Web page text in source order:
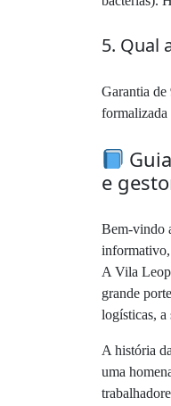
5. Qual
Garantia de
formalizada
e
Bem-vindo
informativo,
A Vila
grande
logísticas, a
A história
uma